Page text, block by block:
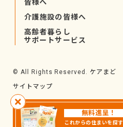
無料進呈！
これからの住まいを探す
介護施設の皆様へ
高齢者暮らし
サポートサービス
© All Rights Reserved. ケアまど
サイトマップ